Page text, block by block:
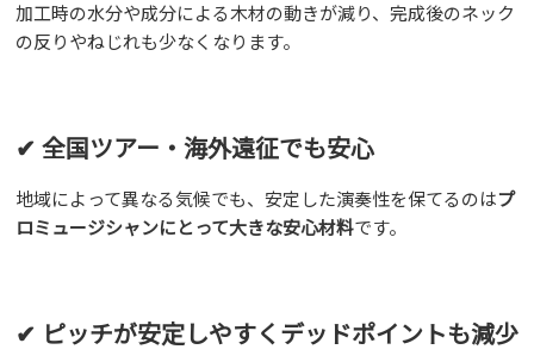
加工時の水分や成分による木材の動きが減り、完成後のネック
の反りやねじれも少なくなります。
✔ 全国ツアー・海外遠征でも安心
地域によって異なる気候でも、安定した演奏性を保てるのはプ
ロミュージシャンにとって大きな安心材料です。
✔ ピッチが安定しやすくデッドポイントも減少